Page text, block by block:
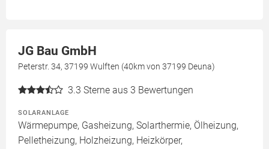
JG Bau GmbH
Peterstr. 34, 37199 Wulften (40km von 37199 Deuna)
3.3 Sterne aus 3 Bewertungen
SOLARANLAGE
Wärmepumpe, Gasheizung, Solarthermie, Ölheizung,
Pelletheizung, Holzheizung, Heizkörper,